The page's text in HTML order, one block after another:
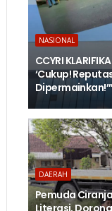
NASIONAL
CCYRI
‘Cukup!
Dipermainkan!’”
DAERAH
Pemuda